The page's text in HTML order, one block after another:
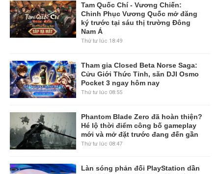
Tam Quốc Chí - Vương Chiến:
Chinh Phục Vương Quốc mở đăng
ký trước tại sáu thị trường Đông
Nam Á
Thứ tư lúc 18:49
Tham gia Closed Beta Norse Saga:
Cửu Giới Thức Tỉnh, săn DJI Osmo
Pocket 3 ngay hôm nay
Thứ tư lúc 08:55
Phantom Blade Zero đã hoàn thiện?
Hé lộ thời điểm công bố gameplay
mới và mở đặt trước đang đến gần
Thứ tư lúc 08:47
Làn sóng phản đối PlayStation dần